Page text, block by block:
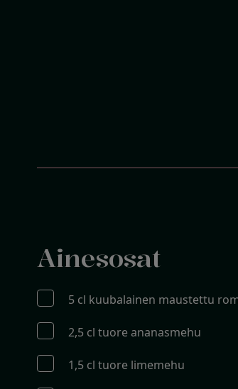
Ainesosat
5 cl kuubalainen maustettu
2,5 cl tuore ananasmehu
1,5 cl tuore limemehu